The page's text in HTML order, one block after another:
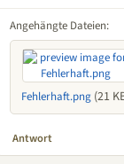
Angehängte Dateien:
Fehlerhaft.png (21
Antwort